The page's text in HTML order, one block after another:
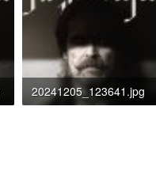
20241205_123641.jpg